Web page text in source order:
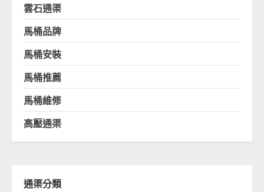
雲石通渠
馬桶品牌
馬桶安裝
馬桶推薦
馬桶維修
高壓通渠
通渠分類